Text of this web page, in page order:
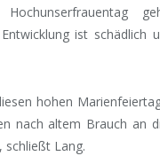
ist
hohen
nach altem Brauch an
schließt Lang.